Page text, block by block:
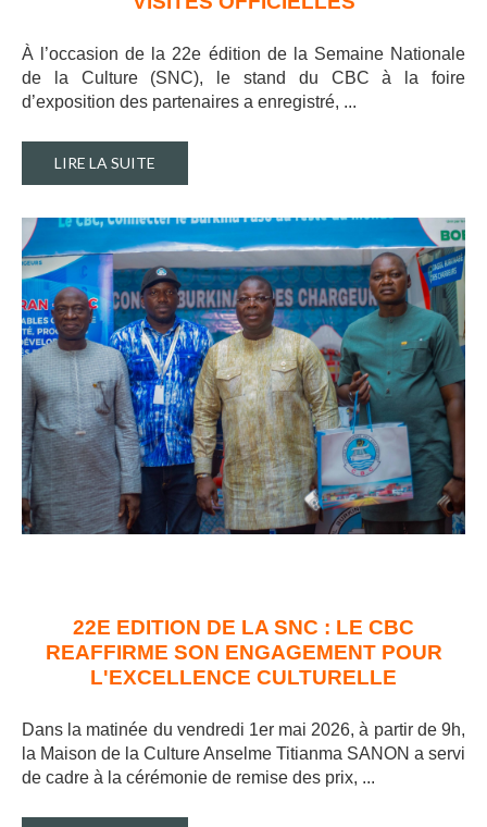
À l’occasion de la 22e édition de la Semaine Nationale
de la Culture (SNC), le stand du CBC à la foire
d’exposition des partenaires a enregistré, ...
LIRE LA SUITE
22E EDITION DE LA SNC : LE CBC
REAFFIRME SON ENGAGEMENT POUR
L'EXCELLENCE CULTURELLE
Dans la matinée du vendredi 1er mai 2026, à partir de 9h,
la Maison de la Culture Anselme Titianma SANON a servi
de cadre à la cérémonie de remise des prix, ...